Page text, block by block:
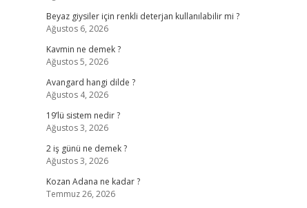
Beyaz giysiler için renkli deterjan kullanılabilir mi ?
Ağustos 6, 2026
Kavmin ne demek ?
Ağustos 5, 2026
Avangard hangi dilde ?
Ağustos 4, 2026
19’lü sistem nedir ?
Ağustos 3, 2026
2 iş günü ne demek ?
Ağustos 3, 2026
Kozan Adana ne kadar ?
Temmuz 26, 2026